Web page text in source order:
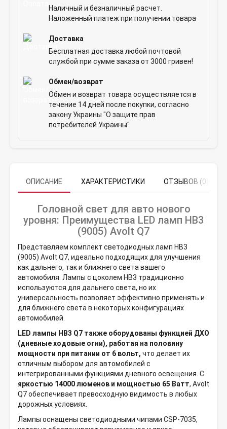
Наличный и безналичный расчет.
Наложенный платеж при получении товара
Доставка
Бесплатная доставка любой почтовой
службой при сумме заказа от 3000 гривен!
Обмен/возврат
Обмен и возврат товара осуществляется в
течение 14 дней после покупки, согласно
закону Украины "О защите прав
потребителей Украины"
ОПИСАНИЕ ХАРАКТЕРИСТИКИ ОТЗЫВОВ (0)
Головной свет для авто нового
уровня: Преимущества LED ламп HB3
(9005) Avolt Q7
Представляем комплект светодиодных ламп HB3
(9005) Avolt Q7, идеально подходящих для улучшения
как дальнего, так и ближнего света вашего
автомобиля. Лампы с цоколем HB3 традиционно
используются для дальнего света, но их
универсальность позволяет эффективно применять и
для ближнего света в некоторых конфигурациях
автомобилей.
LED лампы HB3 Q7 также оборудованы функцией ДХО
(дневные ходовые огни), работая на половину
мощности при питании от 6 вольт, что делает их
отличным выбором для автомобилей с
интегрированными функциями дневного освещения. С
яркостью 14000 люменов и мощностью 65 Ватт, Avolt
Q7 обеспечивает превосходную видимость в любых
дорожных условиях.
Лампы оснащены светодиодными чипами CSP-7035,